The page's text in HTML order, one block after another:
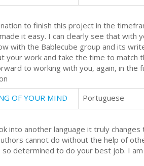
to finish this project in the
it easy. I can clearly see that
with the Bablecube group and its
your work and take the time to match
to working with you, again, in the
OF YOUR MIND
Portuguese
into another language it truly
cannot do without the help of
determined to do your best job. I